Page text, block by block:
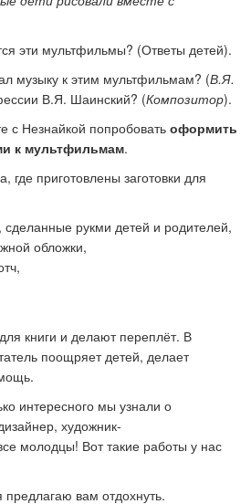
эти мультфильмы? (Ответы детей).
музыку к этим мультфильмам? (В.Я.
В.Я. Шаинский? (Композитор).
с Незнайкой попробовать оформить
к мультфильмам.
где приготовлены заготовки для
рукми детей и родителей,
обложки,
книги и делают переплёт. В
поощряет детей, делает
интересного мы узнали о
художник-
молодцы! Вот такие работы у нас
предлагаю вам отдохнуть.